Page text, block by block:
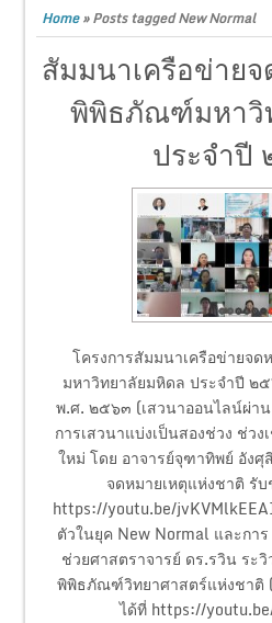
Home»Posts tagged New Normal
สัมมนาเครือข่าย
พิพิธภัณฑ์มหาวิ
ประจำปี
โครงการสัมมนาเครือข่ายจ
มหาวิทยาลัยมหิดล ประจำปี ๒
พ.ศ. ๒๕๖๓ (เสวนาออนไลน์ผ่า
การเสวนาแบ่งเป็นสองช่วง ช่วง
ใหม่ โดย อาจารย์จุฑาทิพย์ อัง
จดหมายเหตุแห่งชาติ รั
https://youtu.be/
ตัวในยุค New Normal และกา
ช่วยศาสตราจารย์ ดร.รวิน ระ
พิพิธภัณฑ์วิทยาศาสตร์แห่งชาติ
ได้ที่ https://